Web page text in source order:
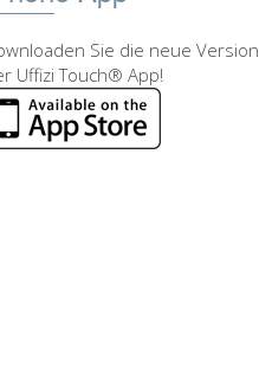
Sie die neue Version
Uffizi Touch® App!